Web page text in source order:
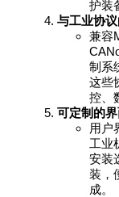
护装
与工业协
兼容
制系
这些
控、
可定制的
用户
工业
安装
装，
成。